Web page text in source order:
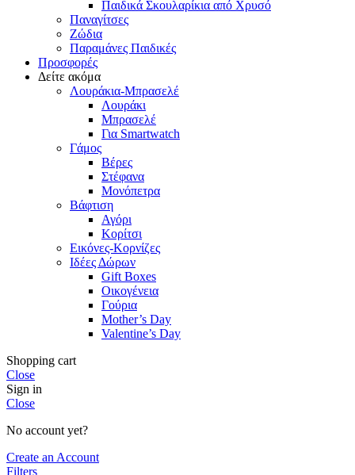
Παιδικά Σκουλαρίκια από Χρυσό
Παναγίτσες
Ζώδια
Παραμάνες Παιδικές
Προσφορές
Δείτε ακόμα
Λουράκια-Μπρασελέ
Λουράκι
Μπρασελέ
Για Smartwatch
Γάμος
Βέρες
Στέφανα
Μονόπετρα
Βάφτιση
Αγόρι
Κορίτσι
Εικόνες-Κορνίζες
Ιδέες Δώρων
Gift Boxes
Οικογένεια
Γούρια
Mother’s Day
Valentine’s Day
Shopping cart
Close
Sign in
Close
No account yet?
Create an Account
Filters